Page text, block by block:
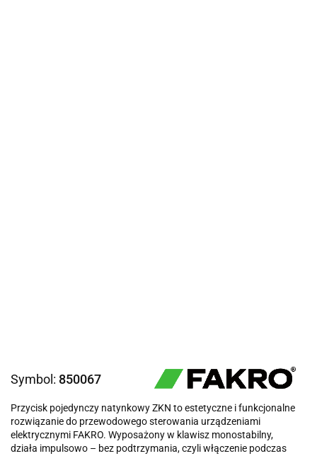
Symbol: 850067
Przycisk pojedynczy natynkowy ZKN to estetyczne i funkcjonalne
rozwiązanie do przewodowego sterowania urządzeniami
elektrycznymi FAKRO. Wyposażony w klawisz monostabilny,
działa impulsowo – bez podtrzymania, czyli włączenie podczas